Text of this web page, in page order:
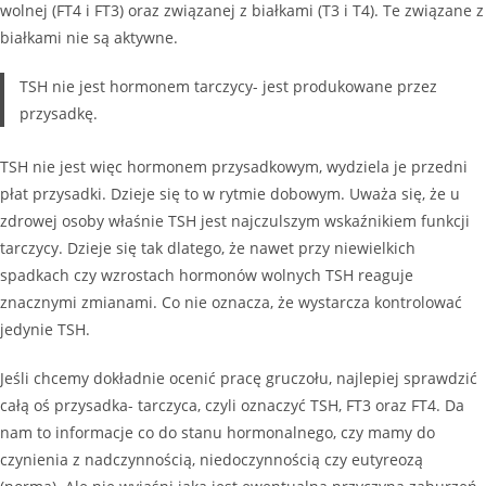
wolnej (FT4 i FT3) oraz związanej z białkami (T3 i T4). Te związane z
białkami nie są aktywne.
TSH nie jest hormonem tarczycy- jest produkowane przez
przysadkę.
TSH nie jest więc hormonem przysadkowym, wydziela je przedni
płat przysadki. Dzieje się to w rytmie dobowym. Uważa się, że u
zdrowej osoby właśnie TSH jest najczulszym wskaźnikiem funkcji
tarczycy. Dzieje się tak dlatego, że nawet przy niewielkich
spadkach czy wzrostach hormonów wolnych TSH reaguje
znacznymi zmianami. Co nie oznacza, że wystarcza kontrolować
jedynie TSH.
Jeśli chcemy dokładnie ocenić pracę gruczołu, najlepiej sprawdzić
całą oś przysadka- tarczyca, czyli oznaczyć TSH, FT3 oraz FT4. Da
nam to informacje co do stanu hormonalnego, czy mamy do
czynienia z nadczynnością, niedoczynnością czy eutyreozą